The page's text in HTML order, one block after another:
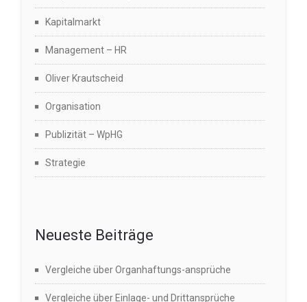
Kapitalmarkt
Management – HR
Oliver Krautscheid
Organisation
Publizität – WpHG
Strategie
Neueste Beiträge
Vergleiche über Organhaftungs-ansprüche
Vergleiche über Einlage- und Drittansprüche